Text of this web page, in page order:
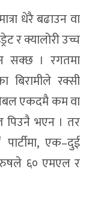
धेरै बढाउन वा
र क्यालोरी उच्च
सक्छ । रगतमा
बिरामीले रक्सी
एकदमै कम वा
भएन । तर
एक–दुई
६० एमएल र